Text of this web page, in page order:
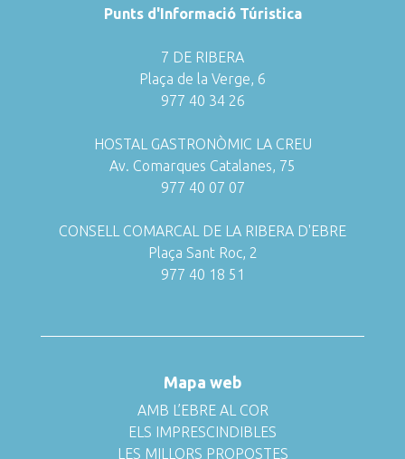
Punts d'Informació Túristica
7 DE RIBERA
Plaça de la Verge, 6
977 40 34 26
HOSTAL GASTRONÒMIC LA CREU
Av. Comarques Catalanes, 75
977 40 07 07
CONSELL COMARCAL DE LA RIBERA D'EBRE
Plaça Sant Roc, 2
977 40 18 51
Mapa web
AMB L’EBRE AL COR
ELS IMPRESCINDIBLES
LES MILLORS PROPOSTES